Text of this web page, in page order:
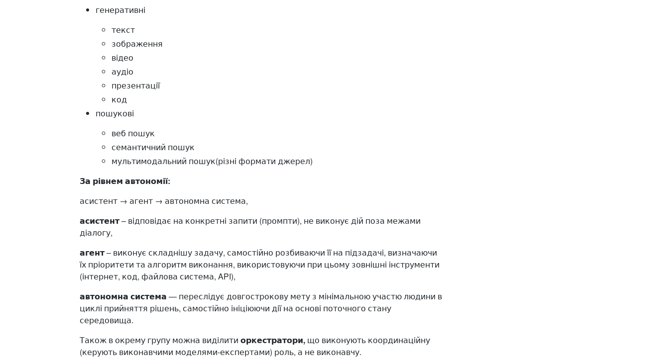
генеративні
текст
зображення
відео
аудіо
презентації
код
пошукові
веб пошук
семантичний пошук
мультимодальний пошук(різні формати джерел)
За рівнем автономії:
асистент → агент → автономна система,
асистент– відповідає на конкретні запити (промпти), не виконує дій поза межами
діалогу,
агент– виконує складнішу задачу, самостійно розбиваючи її на підзадачі, визначаючи
їх пріоритети та алгоритм виконання, використовуючи при цьому зовнішні інструменти
(інтернет, код, файлова система, API),
автономна система — переслідує довгострокову мету з мінімальною участю людини в
циклі прийняття рішень, самостійно ініціюючи дії на основі поточного стану
середовища.
Також в окрему групу можна виділити оркестратори, що виконують координаційну
(керують виконавчими моделями-експертами) роль, а не виконавчу.